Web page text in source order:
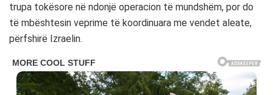
trupa tokësore në ndonjë operacion të mundshëm, por do
të mbështesin veprime të koordinuara me vendet aleate,
përfshirë Izraelin.